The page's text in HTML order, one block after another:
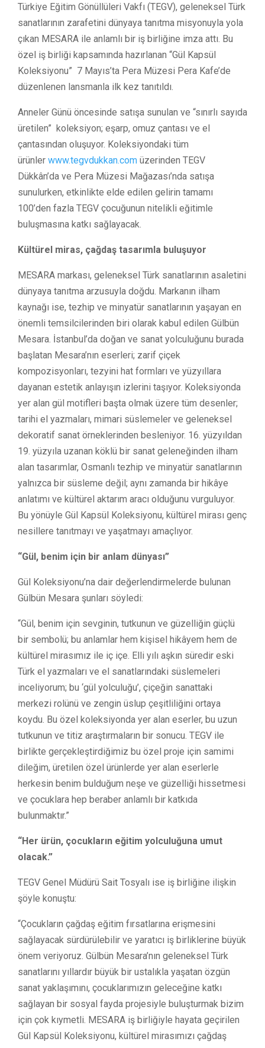
Türkiye Eğitim Gönüllüleri Vakfı (TEGV), geleneksel Türk
sanatlarının zarafetini dünyaya tanıtma misyonuyla yola
çıkan MESARA ile anlamlı bir iş birliğine imza attı. Bu
özel iş birliği kapsamında hazırlanan “Gül Kapsül
Koleksiyonu” 7 Mayıs’ta Pera Müzesi Pera Kafe’de
düzenlenen lansmanla ilk kez tanıtıldı.
Anneler Günü öncesinde satışa sunulan ve “sınırlı sayıda
üretilen” koleksiyon; eşarp, omuz çantası ve el
çantasından oluşuyor. Koleksiyondaki tüm
ürünler www.tegvdukkan.com üzerinden TEGV
Dükkân’da ve Pera Müzesi Mağazası’nda satışa
sunulurken, etkinlikte elde edilen gelirin tamamı
100’den fazla TEGV çocuğunun nitelikli eğitimle
buluşmasına katkı sağlayacak.
Kültürel miras, çağdaş tasarımla buluşuyor
MESARA markası, geleneksel Türk sanatlarının asaletini
dünyaya tanıtma arzusuyla doğdu. Markanın ilham
kaynağı ise, tezhip ve minyatür sanatlarının yaşayan en
önemli temsilcilerinden biri olarak kabul edilen Gülbün
Mesara. İstanbul’da doğan ve sanat yolculuğunu burada
başlatan Mesara’nın eserleri; zarif çiçek
kompozisyonları, tezyini hat formları ve yüzyıllara
dayanan estetik anlayışın izlerini taşıyor. Koleksiyonda
yer alan gül motifleri başta olmak üzere tüm desenler;
tarihi el yazmaları, mimari süslemeler ve geleneksel
dekoratif sanat örneklerinden besleniyor. 16. yüzyıldan
19. yüzyıla uzanan köklü bir sanat geleneğinden ilham
alan tasarımlar, Osmanlı tezhip ve minyatür sanatlarının
yalnızca bir süsleme değil; aynı zamanda bir hikâye
anlatımı ve kültürel aktarım aracı olduğunu vurguluyor.
Bu yönüyle Gül Kapsül Koleksiyonu, kültürel mirası genç
nesillere tanıtmayı ve yaşatmayı amaçlıyor.
“Gül, benim için bir anlam dünyası”
Gül Koleksiyonu’na dair değerlendirmelerde bulunan
Gülbün Mesara şunları söyledi:
“Gül, benim için sevginin, tutkunun ve güzelliğin güçlü
bir sembolü; bu anlamlar hem kişisel hikâyem hem de
kültürel mirasımız ile iç içe. Elli yılı aşkın süredir eski
Türk el yazmaları ve el sanatlarındaki süslemeleri
inceliyorum; bu ‘gül yolculuğu’, çiçeğin sanattaki
merkezi rolünü ve zengin üslup çeşitliliğini ortaya
koydu. Bu özel koleksiyonda yer alan eserler, bu uzun
tutkunun ve titiz araştırmaların bir sonucu. TEGV ile
birlikte gerçekleştirdiğimiz bu özel proje için samimi
dileğim, üretilen özel ürünlerde yer alan eserlerle
herkesin benim bulduğum neşe ve güzelliği hissetmesi
ve çocuklara hep beraber anlamlı bir katkıda
bulunmaktır.”
“Her ürün, çocukların eğitim yolculuğuna umut
olacak.”
TEGV Genel Müdürü Sait Tosyalı ise iş birliğine ilişkin
şöyle konuştu:
“Çocukların çağdaş eğitim fırsatlarına erişmesini
sağlayacak sürdürülebilir ve yaratıcı iş birliklerine büyük
önem veriyoruz. Gülbün Mesara’nın geleneksel Türk
sanatlarını yıllardır büyük bir ustalıkla yaşatan özgün
sanat yaklaşımını, çocuklarımızın geleceğine katkı
sağlayan bir sosyal fayda projesiyle buluşturmak bizim
için çok kıymetli. MESARA iş birliğiyle hayata geçirilen
Gül Kapsül Koleksiyonu, kültürel mirasımızı çağdaş